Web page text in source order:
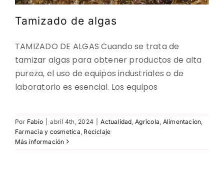
Tamizado de algas
TAMIZADO DE ALGAS Cuando se trata de
tamizar algas para obtener productos de alta
pureza, el uso de equipos industriales o de
laboratorio es esencial. Los equipos
Por Fabio abril 4th, 2024 Actualidad ,Agricola Alimentacion
Farmacia y cosmetica Reciclaje
Más información